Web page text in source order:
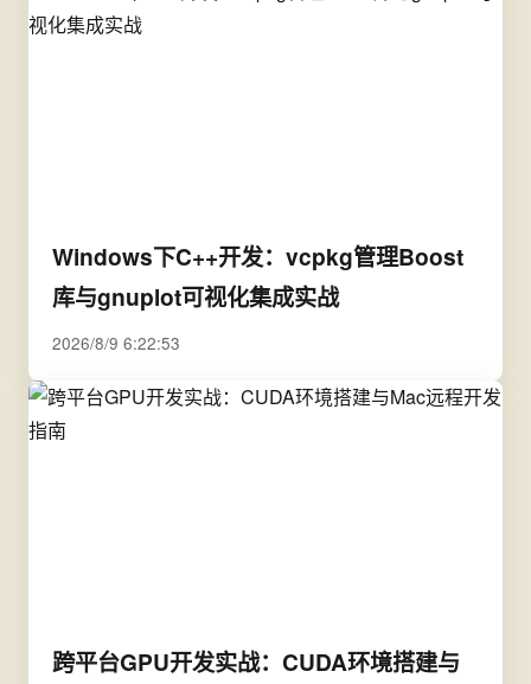
Windows下C++开发：vcpkg管理Boost
库与gnuplot可视化集成实战
2026/8/9 6:22:53
跨平台GPU开发实战：CUDA环境搭建与